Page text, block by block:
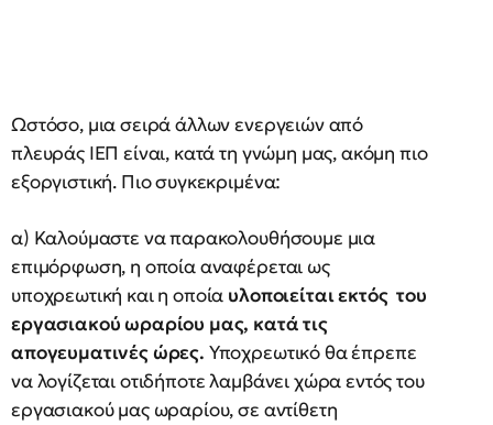
Ωστόσο, μια σειρά άλλων ενεργειών από
πλευράς ΙΕΠ είναι, κατά τη γνώμη μας, ακόμη πιο
εξοργιστική. Πιο συγκεκριμένα:
α) Καλούμαστε να παρακολουθήσουμε μια
επιμόρφωση, η οποία αναφέρεται ως
υποχρεωτική και η οποία υλοποιείται εκτός του
εργασιακού ωραρίου μας, κατά τις
απογευματινές ώρες. Υποχρεωτικό θα έπρεπε
να λογίζεται οτιδήποτε λαμβάνει χώρα εντός του
εργασιακού μας ωραρίου, σε αντίθετη